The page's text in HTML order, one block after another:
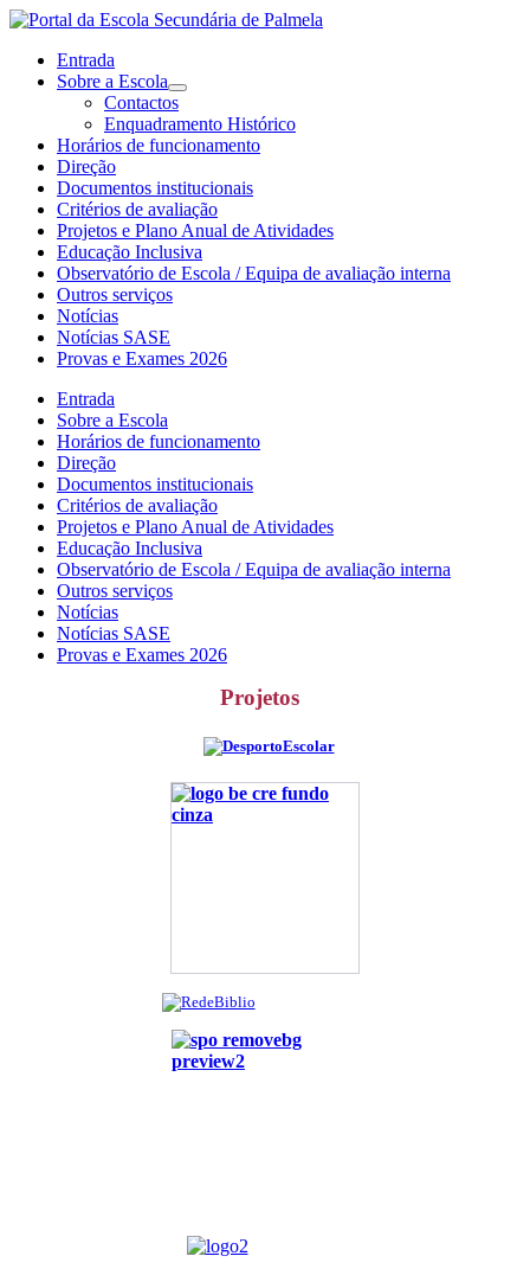
Entrada
Sobre a Escola
Contactos
Enquadramento Histórico
Horários de funcionamento
Direção
Documentos institucionais
Critérios de avaliação
Projetos e Plano Anual de Atividades
Educação Inclusiva
Observatório de Escola / Equipa de avaliação interna
Outros serviços
Notícias
Notícias SASE
Provas e Exames 2026
Entrada
Sobre a Escola
Horários de funcionamento
Direção
Documentos institucionais
Critérios de avaliação
Projetos e Plano Anual de Atividades
Educação Inclusiva
Observatório de Escola / Equipa de avaliação interna
Outros serviços
Notícias
Notícias SASE
Provas e Exames 2026
Projetos